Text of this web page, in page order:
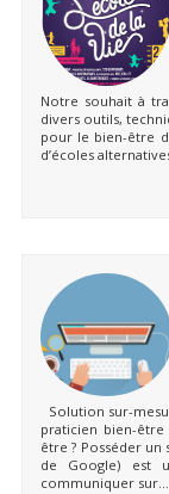
Notre souhait à
divers outils,
pour le bien-être
d’écoles
Solution sur-
praticien bien-
être ? Posséder
de Google) est
communiquer sur...